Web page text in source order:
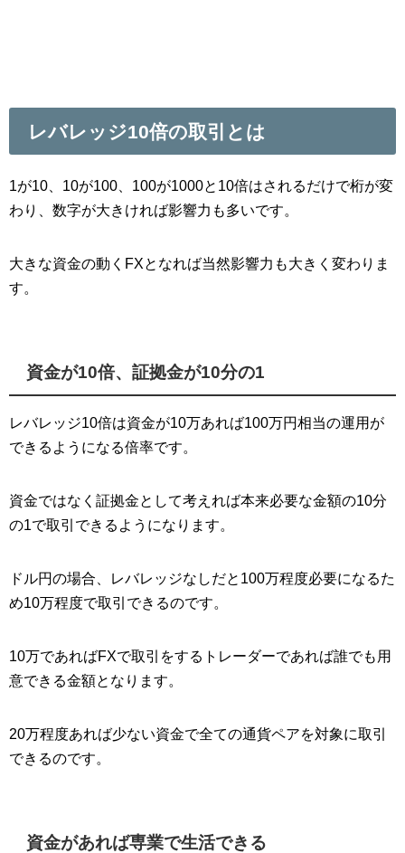
レバレッジ10倍の取引とは
1が10、10が100、100が1000と10倍はされるだけで桁が変
わり、数字が大きければ影響力も多いです。
大きな資金の動くFXとなれば当然影響力も大きく変わりま
す。
資金が10倍、証拠金が10分の1
レバレッジ10倍は資金が10万あれば100万円相当の運用が
できるようになる倍率です。
資金ではなく証拠金として考えれば本来必要な金額の10分
の1で取引できるようになります。
ドル円の場合、レバレッジなしだと100万程度必要になるた
め10万程度で取引できるのです。
10万であればFXで取引をするトレーダーであれば誰でも用
意できる金額となります。
20万程度あれば少ない資金で全ての通貨ペアを対象に取引
できるのです。
資金があれば専業で生活できる